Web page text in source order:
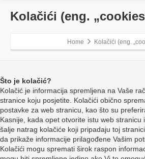
Kolačići (eng.
Home Kolačići (eng.
Što je kolačić?
Kolačić je informacija spremljena na Vaše
stranice koju posjetite. Kolačići obično
postavke za web stranicu, kao što su
Kasnije, kada opet otvorite istu web stranicu
šalje natrag kolačiće koji pripadaju toj
da prikaže informacije prilagođene Vašim
Kolačići mogu spremati širok raspon